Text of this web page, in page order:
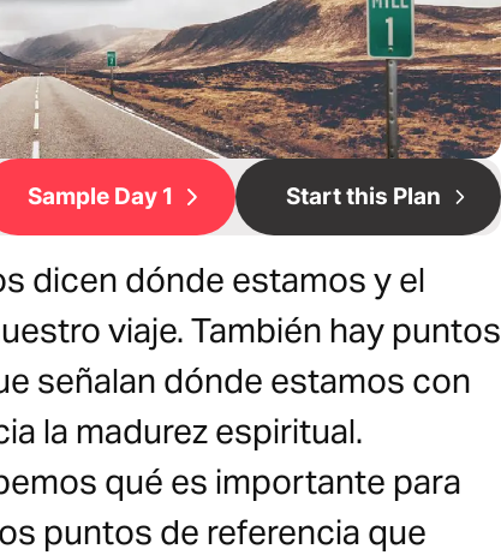
Sample Day 1 Start this Plan
dicen dónde estamos y el
viaje. También hay puntos
señalan dónde estamos con
la madurez espiritual.
qué es importante para
puntos de referencia que